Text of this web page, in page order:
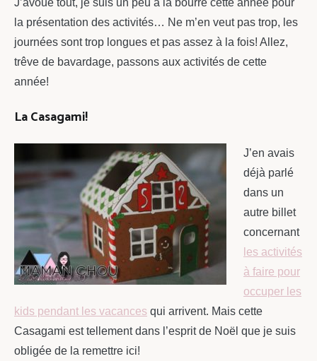
J’avoue tout, je suis un peu à la bourre cette année pour
la présentation des activités… Ne m’en veut pas trop, les
journées sont trop longues et pas assez à la fois! Allez,
trêve de bavardage, passons aux activités de cette
année!
La Casagami!
J’en avais
déjà parlé
dans un
autre billet
concernant
les activités
à faire pour
occuper les
kids pendant les vacances qui arrivent. Mais cette
Casagami est tellement dans l’esprit de Noël que je suis
obligée de la remettre ici!